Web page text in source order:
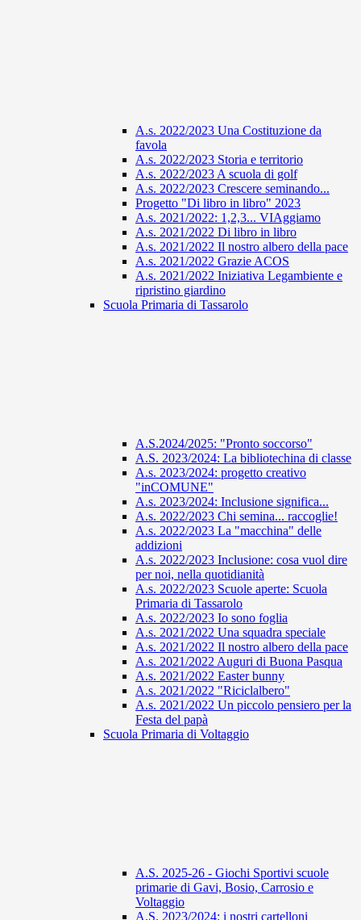
A.s. 2022/2023 Una Costituzione da
favola
A.s. 2022/2023 Storia e territorio
A.s. 2022/2023 A scuola di golf
A.s. 2022/2023 Crescere seminando...
Progetto "Di libro in libro" 2023
A.s. 2021/2022: 1,2,3... VIAggiamo
A.s. 2021/2022 Di libro in libro
A.s. 2021/2022 Il nostro albero della pace
A.s. 2021/2022 Grazie ACOS
A.s. 2021/2022 Iniziativa Legambiente e
ripristino giardino
Scuola Primaria di Tassarolo
A.S.2024/2025: "Pronto soccorso"
A.S. 2023/2024: La bibliotechina di classe
A.s. 2023/2024: progetto creativo
"inCOMUNE"
A.s. 2023/2024: Inclusione significa...
A.s. 2022/2023 Chi semina... raccoglie!
A.s. 2022/2023 La "macchina" delle
addizioni
A.s. 2022/2023 Inclusione: cosa vuol dire
per noi, nella quotidianità
A.s. 2022/2023 Scuole aperte: Scuola
Primaria di Tassarolo
A.s. 2022/2023 Io sono foglia
A.s. 2021/2022 Una squadra speciale
A.s. 2021/2022 Il nostro albero della pace
A.s. 2021/2022 Auguri di Buona Pasqua
A.s. 2021/2022 Easter bunny
A.s. 2021/2022 "Riciclalbero"
A.s. 2021/2022 Un piccolo pensiero per la
Festa del papà
Scuola Primaria di Voltaggio
A.S. 2025-26 - Giochi Sportivi scuole
primarie di Gavi, Bosio, Carrosio e
Voltaggio
A.S. 2023/2024: i nostri cartelloni